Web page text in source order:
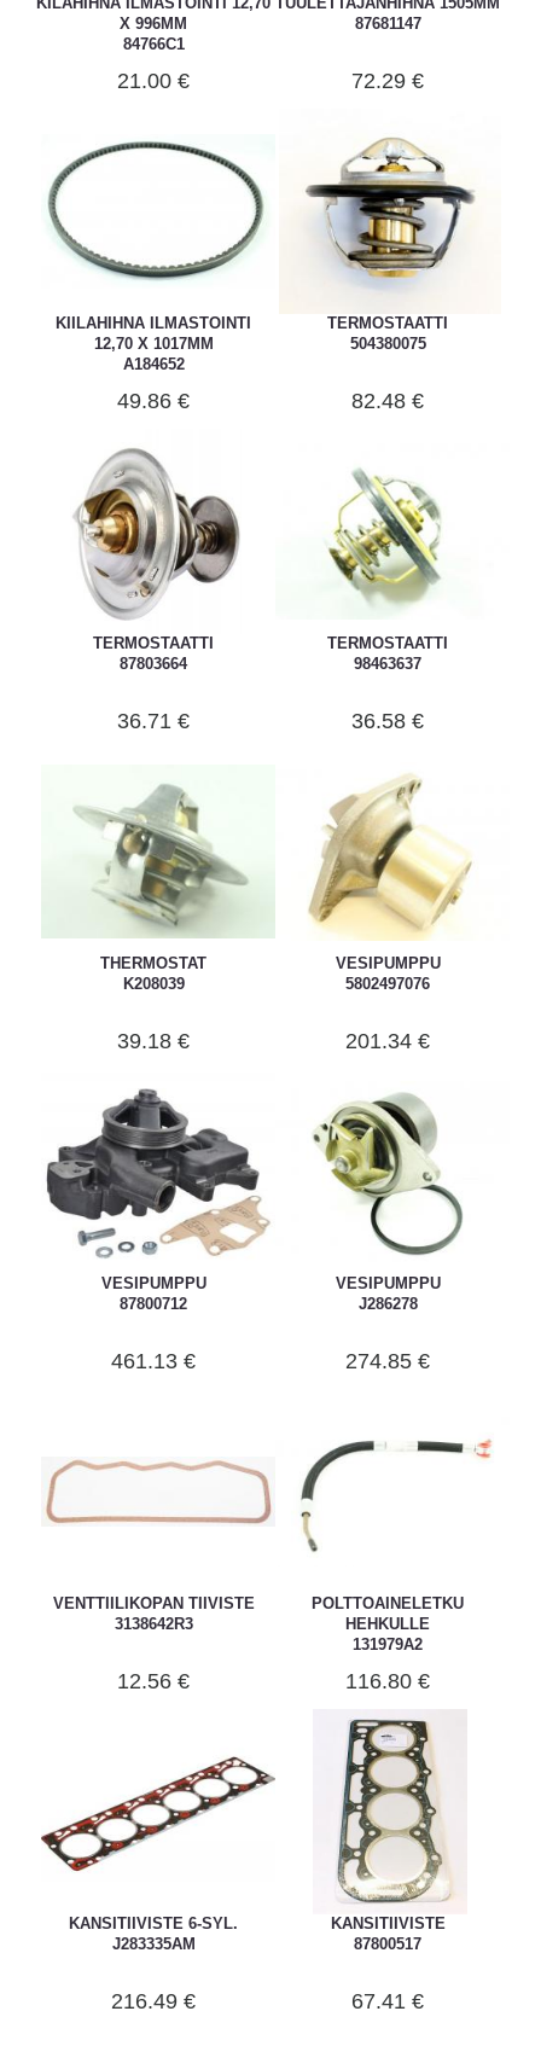
KILAHIHNA ILMASTOINTI 12,70
X 996MM
84766C1
21.00 €
TUULETTAJANHIHNA 1505MM
87681147
72.29 €
KIILAHIHNA ILMASTOINTI
12,70 X 1017MM
A184652
49.86 €
TERMOSTAATTI
504380075
82.48 €
TERMOSTAATTI
87803664
36.71 €
TERMOSTAATTI
98463637
36.58 €
THERMOSTAT
K208039
39.18 €
VESIPUMPPU
5802497076
201.34 €
VESIPUMPPU
87800712
461.13 €
VESIPUMPPU
J286278
274.85 €
VENTTIILIKOPAN TIIVISTE
3138642R3
12.56 €
POLTTOAINELETKU
HEHKULLE
131979A2
116.80 €
KANSITIIVISTE 6-SYL.
J283335AM
216.49 €
KANSITIIVISTE
87800517
67.41 €